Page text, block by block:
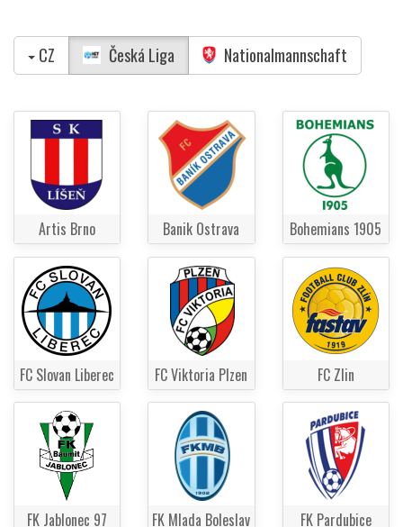
CZ Česká Liga Nationalmannschaft
Artis Brno Banik Ostrava Bohemians 1905
FC Slovan Liberec FC Viktoria Plzen FC Zlin
FK Jablonec 97 FK Mlada Boleslav FK Pardubice